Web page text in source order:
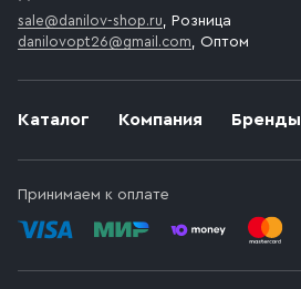
Каталог Компания Бренды
Принимаем к оплате
sale@danilov-shop.ru, Розница
danilovopt26@gmail.com, Оптом